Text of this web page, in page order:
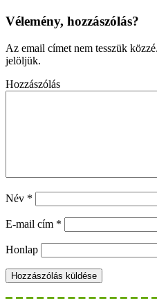
Vélemény, hozzászólás?
Az email címet nem tesszük közzé.
jelöljük.
Hozzászólás
Név *
E-mail cím *
Honlap